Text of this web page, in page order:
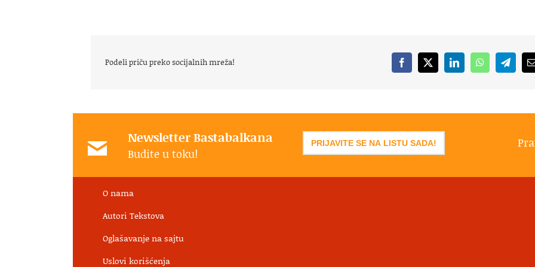
Podeli priču preko socijalnih mreža! Facebook
X LinkedInWhatsApp
Newsletter Bastabalkana
Budite u toku!
PRIJAVITE SE NA LISTU SADA!
O nama
Autori Tekstova
Oglašavanje na sajtu
Uslovi korišćenja